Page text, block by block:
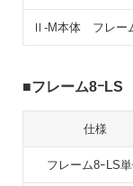
Ⅱ-M本体 フレー
フレーム8ｰLS
仕様
フレーム8ｰLS